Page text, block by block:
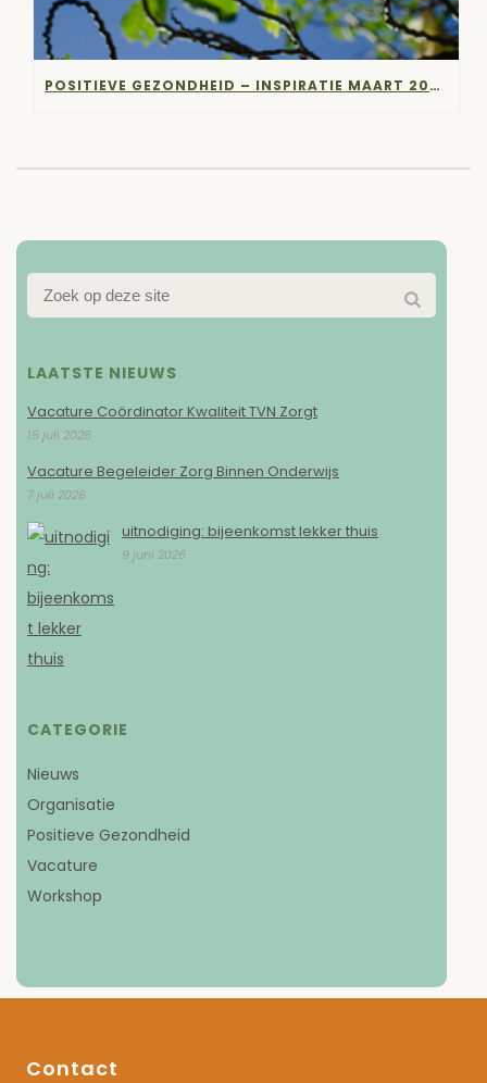
POSITIEVE GEZONDHEID – INSPIRATIE MAART 2024
LAATSTE NIEUWS
Vacature Coördinator Kwaliteit TVN Zorgt
15 juli 2026
Vacature Begeleider Zorg Binnen Onderwijs
7 juli 2026
uitnodiging: bijeenkomst lekker thuis
9 juni 2026
CATEGORIE
Nieuws
Organisatie
Positieve Gezondheid
Vacature
Workshop
Contact